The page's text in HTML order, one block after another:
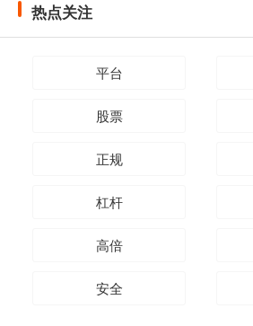
热点关注
平台
股票
正规
杠杆
高倍
安全